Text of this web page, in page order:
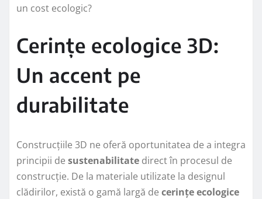
un cost ecologic?
Cerințe ecologice 3D:
Un accent pe
durabilitate
Construcțiile 3D ne oferă oportunitatea de a integra
principii de sustenabilitate direct în procesul de
construcție. De la materiale utilizate la designul
clădirilor, există o gamă largă de cerințe ecologice